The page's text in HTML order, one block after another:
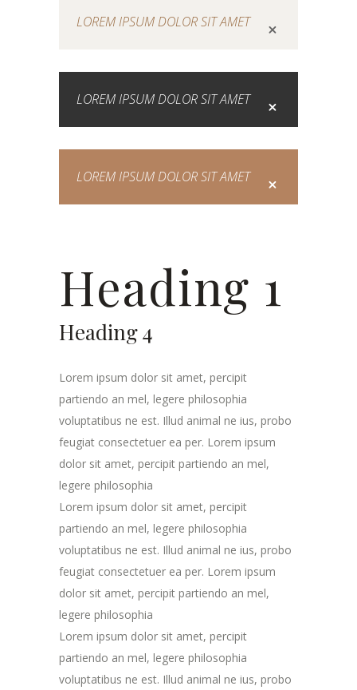
LOREM IPSUM DOLOR SIT AMET
LOREM IPSUM DOLOR SIT AMET
LOREM IPSUM DOLOR SIT AMET
Heading 1
Heading 4
Lorem ipsum dolor sit amet, percipit
partiendo an mel, legere philosophia
voluptatibus ne est. Illud animal ne ius, probo
feugiat consectetuer ea per. Lorem ipsum
dolor sit amet, percipit partiendo an mel,
legere philosophia
Lorem ipsum dolor sit amet, percipit
partiendo an mel, legere philosophia
voluptatibus ne est. Illud animal ne ius, probo
feugiat consectetuer ea per. Lorem ipsum
dolor sit amet, percipit partiendo an mel,
legere philosophia
Lorem ipsum dolor sit amet, percipit
partiendo an mel, legere philosophia
voluptatibus ne est. Illud animal ne ius, probo